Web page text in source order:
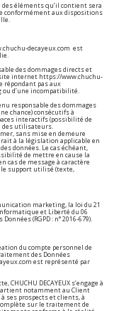
éléments qu’il contient sera
conformément aux dispositions
decayeux.com est
des dommages directs et
internet https://www.chuchu-
répondant pas aux
ou d’une incompatibilité.
responsable des dommages
chance) consécutifs à
interactifs (possibilité de
des utilisateurs.
sans mise en demeure
à la législation applicable en
données. Le cas échéant,
de mettre en cause la
de message à caractère
support utilisé (texte,
marketing, la loi du 21
et Liberté du 06
(RGPD : n° 2016-679).
du compte personnel de
des Données
est représenté par
DECAYEUX s’engage à
notamment au Client
ses prospects et clients, à
sur le traitement de